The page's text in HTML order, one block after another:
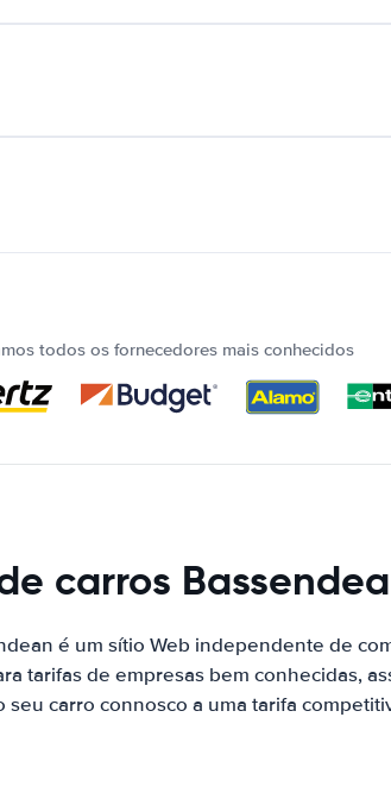
todos os fornecedores mais conhecidos
carros
é um sítio Web independente de
tarifas de empresas bem conhecidas,
seu carro connosco a uma tarifa